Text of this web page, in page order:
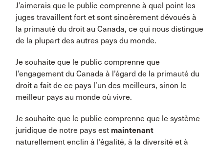
J’aimerais que le public comprenne à quel point les
juges travaillent fort et sont sincèrement dévoués à
la primauté du droit au Canada, ce qui nous distingue
de la plupart des autres pays du monde.
Je souhaite que le public comprenne que
l’engagement du Canada à l’égard de la primauté du
droit a fait de ce pays l’un des meilleurs, sinon le
meilleur pays au monde où vivre.
Je souhaite que le public comprenne que le système
juridique de notre pays est maintenant
naturellement enclin à l’égalité, à la diversité et à